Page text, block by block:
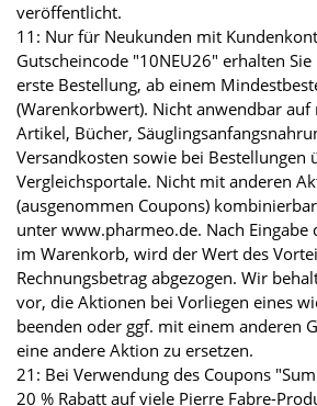
veröffentlicht.
11: Nur für Neukunden mit
Gutscheincode "10NEU26" erhalten
erste Bestellung, ab einem
(Warenkorbwert). Nicht anwendbar
Artikel, Bücher,
Versandkosten sowie bei Bestellungen
Vergleichsportale. Nicht mit anderen
(ausgenommen Coupons)
unter www.pharmeo.de. Nach Eingabe
im Warenkorb, wird der Wert des
Rechnungsbetrag abgezogen. Wir
vor, die Aktionen bei Vorliegen eines
beenden oder ggf. mit einem anderen
eine andere Aktion zu ersetzen.
21: Bei Verwendung des Coupons
20 % Rabatt auf viele Pierre Fabre-